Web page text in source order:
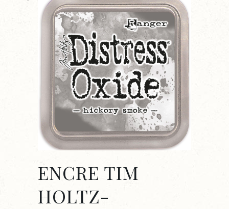
ENCRE TIM
HOLTZ-